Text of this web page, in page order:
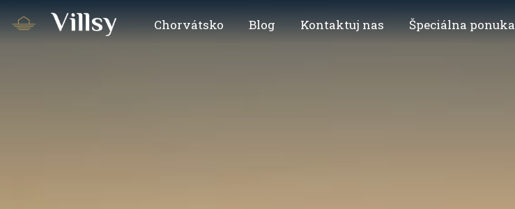
Chorvátsko Blog Kontaktuj nas Špeciálna ponuka